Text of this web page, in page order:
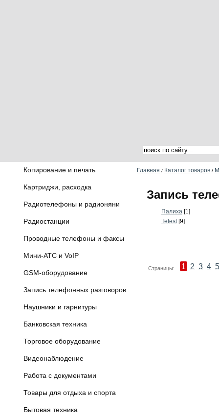
Копирование и печать
Картриджи, расходка
Радиотелефоны и радионяни
Радиостанции
Проводные телефоны и факсы
Мини-АТС и VoIP
GSM-оборудование
Запись телефонных разговоров
Наушники и гарнитуры
Банковская техника
Торговое оборудование
Видеонаблюдение
Работа с документами
Товары для отдыха и спорта
Бытовая техника
Главная / Каталог товаров /
Запись
Палиха [1]
Telest[9]
Страницы: 1 2 3 4 5